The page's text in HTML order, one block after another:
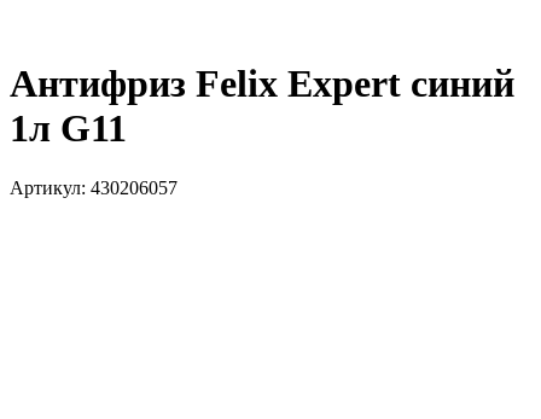
Антифриз Felix Expert синий
1л G11
Артикул: 430206057